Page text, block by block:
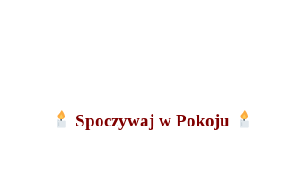
Spoczywaj w Pokoju